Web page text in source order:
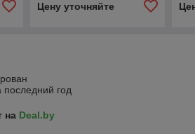
Цену уточняйте
последний год
на Deal.by